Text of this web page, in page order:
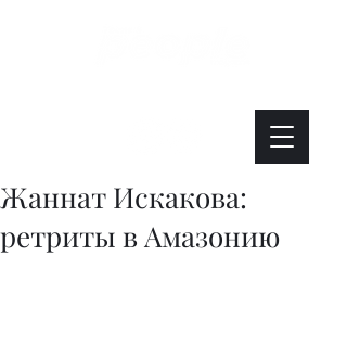
Жаннат Искакова:
ретриты в Амазонию